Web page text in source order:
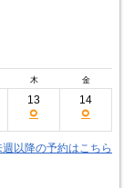
木 金
13
○
14
○
以降の予約はこちら